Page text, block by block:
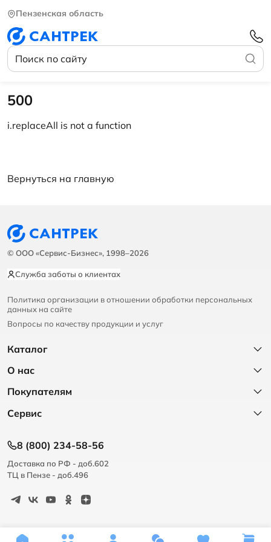
Пензенская область
500
i.replaceAll is not a function
Вернуться на главную
© ООО «Сервис-Бизнес», 1998–2026
Служба заботы о клиентах
Политика организации в отношении обработки персональных
данных на сайте
Вопросы по качеству продукции и услуг
Каталог
О нас
Покупателям
Сервис
8 (800) 234-58-56
Доставка по РФ - доб.602
ТЦ в Пензе - доб.496